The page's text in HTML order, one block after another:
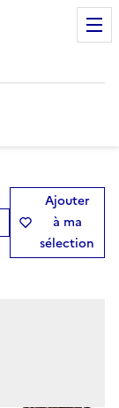
Ajouter
à ma
sélection